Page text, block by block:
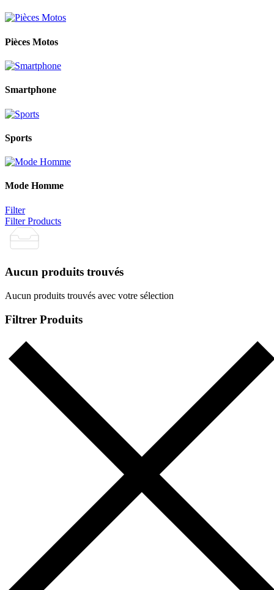
Pièces Motos
Smartphone
Sports
Mode Homme
Filter
Filter Products
Aucun produits trouvés
Aucun produits trouvés avec votre sélection
Filtrer Produits